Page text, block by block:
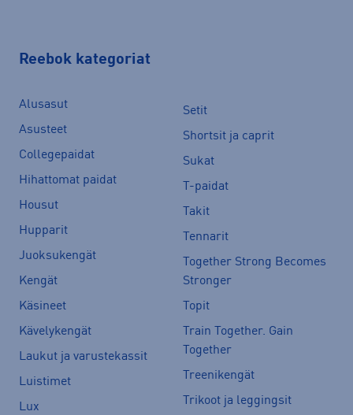
Reebok kategoriat
Alusasut
Asusteet
Collegepaidat
Hihattomat paidat
Housut
Hupparit
Juoksukengät
Kengät
Käsineet
Kävelykengät
Laukut ja varustekassit
Luistimet
Lux
Setit
Shortsit ja caprit
Sukat
T-paidat
Takit
Tennarit
Together Strong Becomes
Stronger
Topit
Train Together. Gain
Together
Treenikengät
Trikoot ja leggingsit